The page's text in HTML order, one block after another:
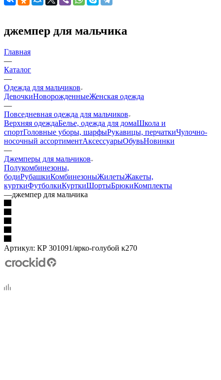
джемпер для мальчика
Главная
—
Каталог
—
Одежда для мальчиков
ДевочкиНоворожденныеЖенская одежда
—
Повседневная одежда для мальчиков
Верхняя одеждаБелье, одежда для домаШкола и
спортГоловные уборы, шарфыРукавицы, перчаткиЧулочно-
носочный ассортиментАксессуарыОбувьНовинки
—
Джемперы для мальчиков
Полукомбинезоны,
бодиРубашкиКомбинезоныЖилетыЖакеты,
курткиФутболкиКурткиШортыБрюкиКомплекты
—джемпер для мальчика
Артикул: КР 301091/ярко-голубой к270